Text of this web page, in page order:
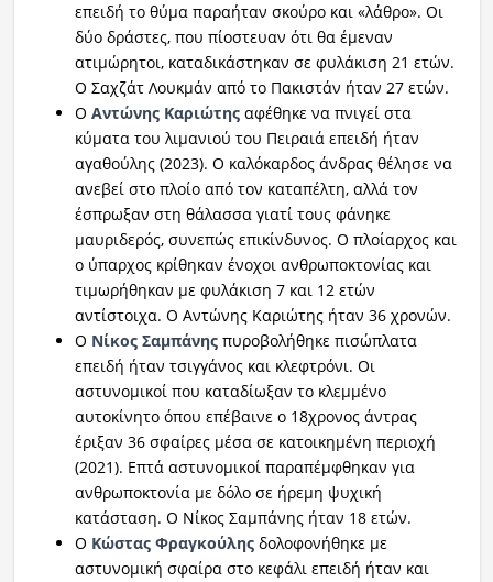
επειδή το θύμα παραήταν σκούρο και «λάθρο». Οι
δύο δράστες, που πίοστευαν ότι θα έμεναν
ατιμώρητοι, καταδικάστηκαν σε φυλάκιση 21 ετών.
Ο Σαχζάτ Λουκμάν από το Πακιστάν ήταν 27 ετών.
Ο Αντώνης Καριώτηςαφέθηκε να πνιγεί στα
κύματα του λιμανιού του Πειραιά επειδή ήταν
αγαθούλης (2023). Ο καλόκαρδος άνδρας θέλησε να
ανεβεί στο πλοίο από τον καταπέλτη, αλλά τον
έσπρωξαν στη θάλασσα γιατί τους φάνηκε
μαυριδερός, συνεπώς επικίνδυνος. Ο πλοίαρχος και
ο ύπαρχος κρίθηκαν ένοχοι ανθρωποκτονίας και
τιμωρήθηκαν με φυλάκιση 7 και 12 ετών
αντίστοιχα. Ο Αντώνης Καριώτης ήταν 36 χρονών.
Ο Νίκος Σαμπάνηςπυροβολήθηκε πισώπλατα
επειδή ήταν τσιγγάνος και κλεφτρόνι. Οι
αστυνομικοί που καταδίωξαν το κλεμμένο
αυτοκίνητο όπου επέβαινε ο 18χρονος άντρας
έριξαν 36 σφαίρες μέσα σε κατοικημένη περιοχή
(2021). Επτά αστυνομικοί παραπέμφθηκαν για
ανθρωποκτονία με δόλο σε ήρεμη ψυχική
κατάσταση. Ο Νίκος Σαμπάνης ήταν 18 ετών.
Ο Κώστας Φραγκούληςδολοφονήθηκε με
αστυνομική σφαίρα στο κεφάλι επειδή ήταν και